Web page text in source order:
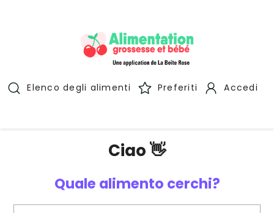
Elenco degli alimenti Preferiti Accedi
Ciao 👋
Quale alimento cerchi?